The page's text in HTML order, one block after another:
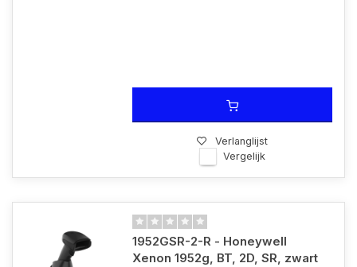
Verlanglijst
Vergelijk
1952GSR-2-R - Honeywell
Xenon 1952g, BT, 2D, SR, zwart